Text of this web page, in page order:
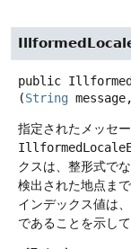
public
(String
指定されたメッセ
クスは、整形式で
検出された地点ま
インデックス値は
であることを示して